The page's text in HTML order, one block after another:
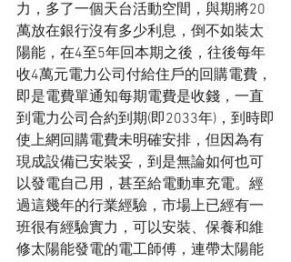
力，多了一個天台活動空間，與期將20
萬放在銀行沒有多少利息，倒不如裝太
陽能，在4至5年回本期之後，往後每年
收4萬元電力公司付給住戶的回購電費，
即是電費單通知每期電費是收錢，一直
到電力公司合約到期(即2033年)，到時即
使上網回購電費未明確安排，但因為有
現成設備已安裝妥，到是無論如何也可
以發電自己用，甚至給電動車充電。經
過這幾年的行業經驗，市場上已經有一
班很有經驗實力，可以安裝、保養和維
修太陽能發電的電工師傅，連帶太陽能